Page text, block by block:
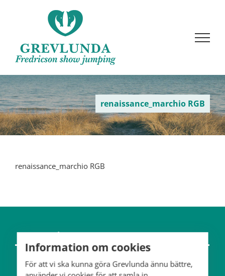
renaissance_marchio RGB
renaissance_marchio RGB
Om gården
Team
Hästar
Information om cookies
För att vi ska kunna göra Grevlunda ännu bättre,